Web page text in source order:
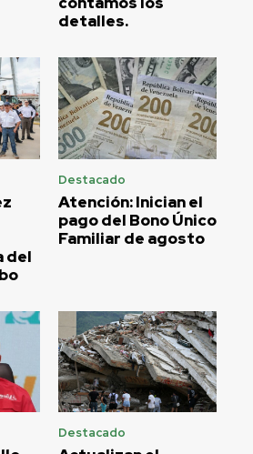
detalles.
del
Destacado
Atención: Inician el
pago del Bono Único
Familiar de agosto
Destacado